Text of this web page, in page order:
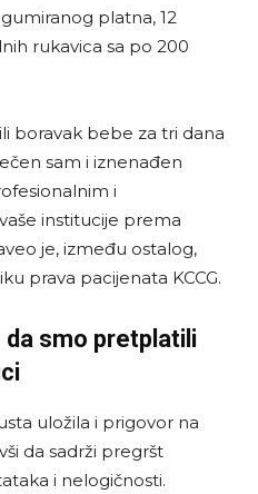
platna, 12
rukavica sa po 200
boravak bebe za tri dana
sam i iznenađen
i
institucije prema
je, između ostalog,
prava pacijenata KCCG.
smo pretplatili
uložila i prigovor na
da sadrži pregršt
i nelogičnosti.